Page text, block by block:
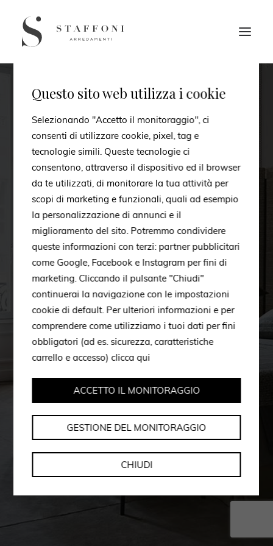
Zona Notte
Questo sito web utilizza i cookie
Selezionando "Accetto il monitoraggio", ci
consenti di utilizzare cookie, pixel, tag e
tecnologie simili. Queste tecnologie ci
consentono, attraverso il dispositivo ed il browser
da te utilizzati, di monitorare la tua attività per
scopi di marketing e funzionali, quali ad esempio
la personalizzazione di annunci e il
miglioramento del sito. Potremmo condividere
queste informazioni con terzi: partner pubblicitari
come Google, Facebook e Instagram per fini di
marketing. Cliccando il pulsante "Chiudi"
continuerai la navigazione con le impostazioni
cookie di default. Per ulteriori informazioni e per
comprendere come utilizziamo i tuoi dati per fini
obbligatori (ad es. sicurezza, caratteristiche
carrello e accesso)clicca qui
CHIUDI
GESTIONE DEL MONITORAGGIO
ACCETTO IL MONITORAGGIO